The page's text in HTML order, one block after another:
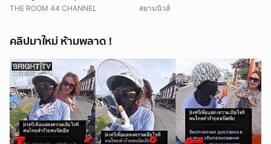
THE ROOM 44 CHANNEL สยามนิวส์
คลิปมาใหม่ ห้ามพลาด !